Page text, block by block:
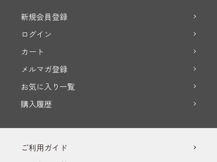
新規会員登録
ログイン
カート
メルマガ登録
お気に入り一覧
購入履歴
ご利用ガイド